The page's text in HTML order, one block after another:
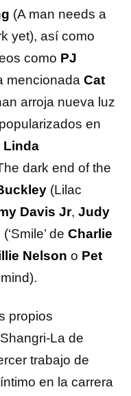
(A man needs a
yet), así como
como PJ
mencionada Cat
arroja nueva luz
en
Linda
dark end of the
(Lilac
Davis Jr, Judy
(‘Smile’ de Charlie
Nelson o Pet
propios
La de
trabajo de
en la carrera